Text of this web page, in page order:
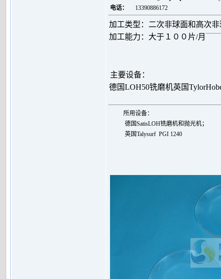
电话：
13390886172
加工类型：二次非球面和高次非
加工能力：大于１００片/月
主要设备：
德国LOH50铣磨机英国
所用设备：
德国SatisLOH铣磨机和抛光机；
英国Talysurf PGI 1240